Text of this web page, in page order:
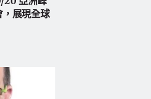
展現全球